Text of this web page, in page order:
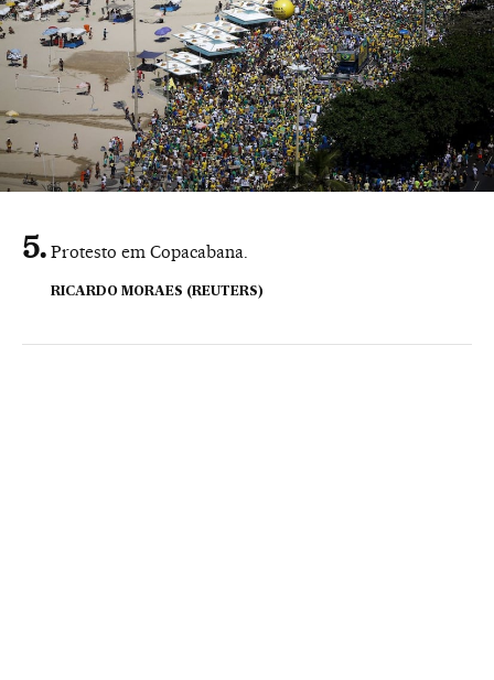
Protesto em Copacabana.
RICARDO MORAES (REUTERS)